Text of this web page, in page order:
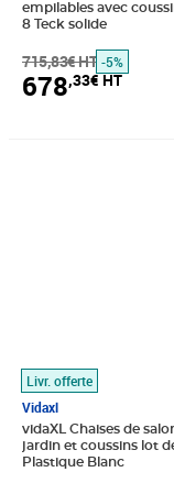
empilables avec
8 Teck solide
715,83€ HT -5%
678,33€ HT
Livr. offerte
Vidaxl
vidaXL Chaises de
jardin et coussins lot
Plastique Blanc